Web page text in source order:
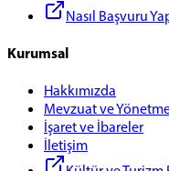
Nasıl Başvuru
Kurumsal
Hakkımızda
Mevzuat ve
İşaret ve İbareler
İletişim